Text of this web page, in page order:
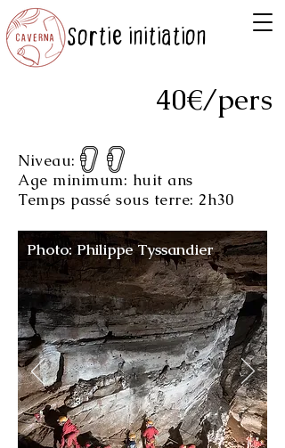
Sortie initiation
40€/pers
Niveau:
Age minimum: huit ans
Temps passé sous terre: 2h30
Photo: Philippe Tyssandier